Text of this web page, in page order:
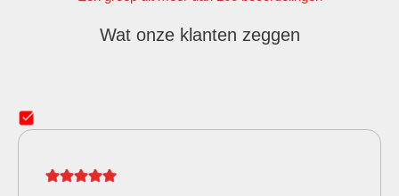
Wat onze klanten zeggen